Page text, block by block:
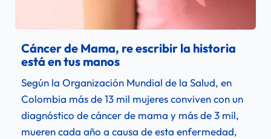
Cáncer de Mama, re escribir la historia
está en tus manos
Según la Organización Mundial de la Salud, en
Colombia más de 13 mil mujeres conviven con un
diagnóstico de cáncer de mama y más de 3 mil,
mueren cada año a causa de esta enfermedad,